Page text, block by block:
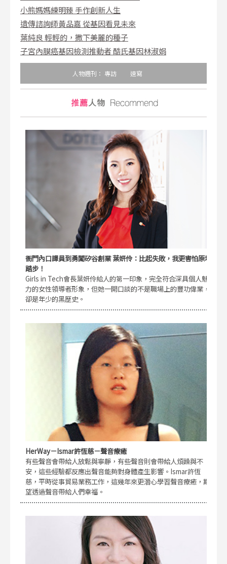
小熊媽媽練明臻 手作創新人生
遺傳諮詢師黃品嘉 從基因看見未來
葉純良 輕輕的，撒下美麗的種子
子宮內膜癌基因檢測推動者 酷氏基因林淑娟
人物週刊： 專訪 速寫
衙門內口譯員到勇闖矽谷創業 葉妍伶：比起失敗，我更害怕原地
踏步！
Girls in Tech會長葉妍伶給人的第一印象，完全符合深具個人魅
力的女性領導者形象，但她一開口談的不是職場上的豐功偉業，
卻是年少的黑歷史。
HerWay－Ismar許恆慈－聲音療癒
有些聲音會帶給人放鬆與寧靜，有些聲音則會帶給人煩躁與不
安，這些經驗都反應出聲音能夠對身體產生影響。Ismar許恆
慈，平時從事貿易業務工作，這幾年來更潛心學習聲音療癒，期
望透過聲音帶給人們幸福。